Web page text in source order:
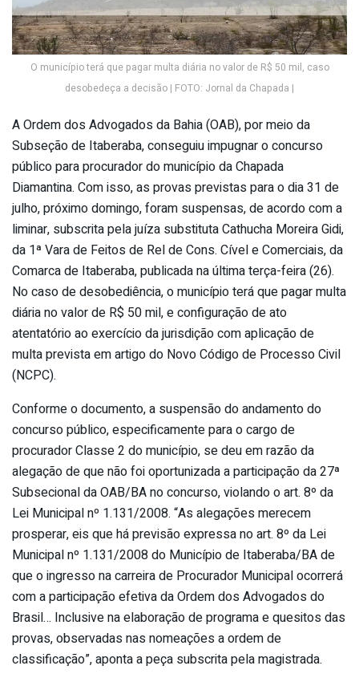
O município terá que pagar multa diária no valor de R$ 50 mil, caso
desobedeça a decisão | FOTO: Jornal da Chapada |
A Ordem dos Advogados da Bahia (OAB), por meio da
Subseção de Itaberaba, conseguiu impugnar o concurso
público para procurador do município da Chapada
Diamantina. Com isso, as provas previstas para o dia 31 de
julho, próximo domingo, foram suspensas, de acordo com a
liminar, subscrita pela juíza substituta Cathucha Moreira Gidi,
da 1ª Vara de Feitos de Rel de Cons. Cível e Comerciais, da
Comarca de Itaberaba, publicada na última terça-feira (26).
No caso de desobediência, o município terá que pagar multa
diária no valor de R$ 50 mil, e configuração de ato
atentatório ao exercício da jurisdição com aplicação de
multa prevista em artigo do Novo Código de Processo Civil
(NCPC).
Conforme o documento, a suspensão do andamento do
concurso público, especificamente para o cargo de
procurador Classe 2 do município, se deu em razão da
alegação de que não foi oportunizada a participação da 27ª
Subsecional da OAB/BA no concurso, violando o art. 8º da
Lei Municipal nº 1.131/2008. “As alegações merecem
prosperar, eis que há previsão expressa no art. 8º da Lei
Municipal nº 1.131/2008 do Município de Itaberaba/BA de
que o ingresso na carreira de Procurador Municipal ocorrerá
com a participação efetiva da Ordem dos Advogados do
Brasil… Inclusive na elaboração de programa e quesitos das
provas, observadas nas nomeações a ordem de
classificação”, aponta a peça subscrita pela magistrada.